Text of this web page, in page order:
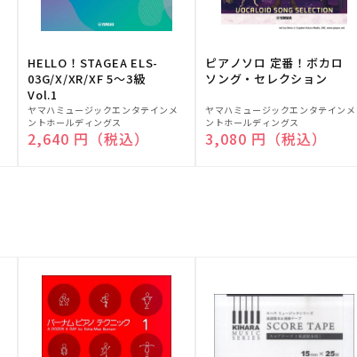
HELLO！STAGEA ELS-
03G/X/XR/XF 5～3級
Vol.1
販
売
元:
ヤマハミュージックエンタテインメ
ントホールディングス
通常価格
2,640 円（税込）
ピアノソロ 定番！ボカロ
ソング・セレクション
販
売
元:
ヤマハミュージックエンタテインメ
ントホールディングス
通常価格
3,080 円（税込）